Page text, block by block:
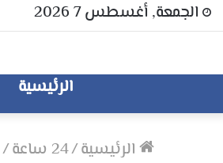
الجمعة, أغسطس 7 2026
الرئيسية
الرئيسية/24 ساعة /